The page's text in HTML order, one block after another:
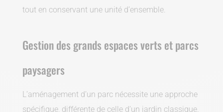
tout en conservant une unité d’ensemble.
Gestion des grands espaces verts et parcs
paysagers
L’aménagement d’un parc nécessite une approche
spécifique, différente de celle d’un jardin classique.